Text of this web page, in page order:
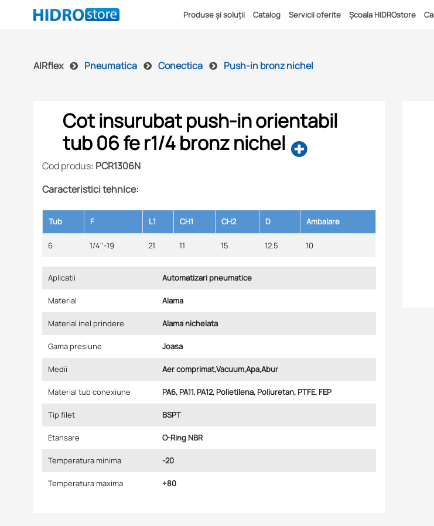
Produse și soluții Catalog Servicii oferite Școala HIDROstore
AIRflex Pneumatica Conectica Push-in bronz nichel
Cot insurubat push-in orientabil
tub 06 fe r1/4 bronz nichel
Cod produs: PCR1306N
Caracteristici tehnice:
Tub F L1 CH1 CH2 D Ambalare
6 1/4''-19 21 11 15 12.5 10
Aplicatii Automatizari pneumatice
Material Alama
Material inel prindere Alama nichelata
Gama presiune Joasa
Medii Aer comprimat,Vacuum,Apa,Abur
Material tub conexiune PA6, PA11, PA12, Polietilena, Poliuretan, PTFE, FEP
Tip filet BSPT
Etansare O-Ring NBR
Temperatura minima -20
Temperatura maxima +80